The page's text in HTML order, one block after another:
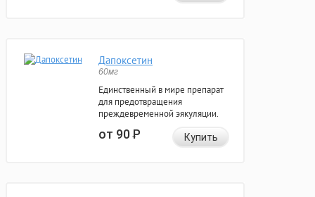
Дапоксетин
60мг
Единственный в мире препарат
для предотвращения
преждевременной эякуляции.
от 90Р Купить